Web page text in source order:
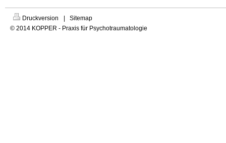
Druckversion
Sitemap
© 2014 KOPPER - Praxis für Psychotraumatologie